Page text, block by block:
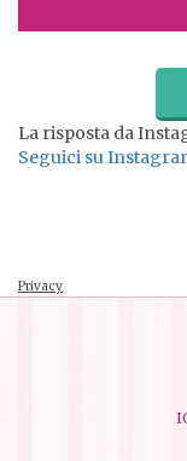
La risposta da
Seguici su
Privacy